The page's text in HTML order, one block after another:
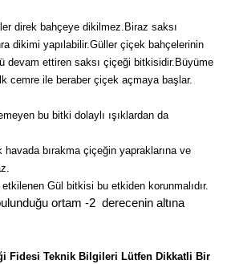
direk bahçeye dikilmez.Biraz saksı
dikimi yapılabilir.Güller çiçek bahçelerinin
devam ettiren saksı çiçeği bitkisidir.Büyüme
cemre ile beraber çiçek açmaya başlar.
bu bitki dolaylı ışıklardan da
bırakma çiçeğin yapraklarına ve
Gül bitkisi bu etkiden korunmalıdır.
ortam -2 derecenin altına
Fidesi Teknik Bilgileri Lütfen Dikkatli Bir